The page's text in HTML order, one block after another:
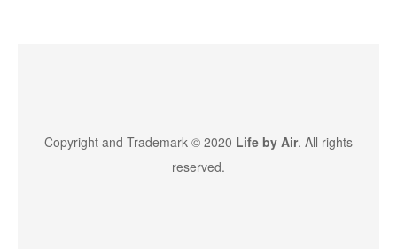
Copyright and Trademark © 2020 Life by Air. All rights
reserved.